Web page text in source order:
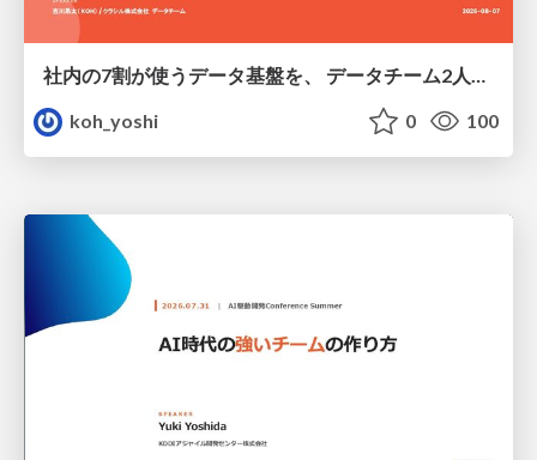
社内の7割が使うデータ基盤を、 データチーム2人で回すためにやったこと
koh_yoshi
0 100